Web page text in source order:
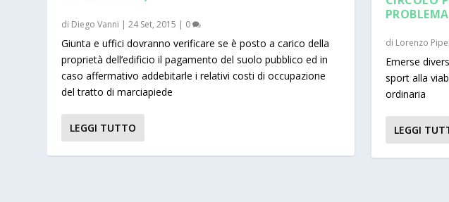
di Diego Vanni |24 Set, 2015 | 0
Giunta e uffici dovranno verificare se è posto a carico della
proprietà dell’edificio il pagamento del suolo pubblico ed in
caso affermativo addebitarle i relativi costi di occupazione
del tratto di marciapiede
LEGGI TUTTO
di Lorenzo
Emerse
sport alla
ordinaria
LEGGI